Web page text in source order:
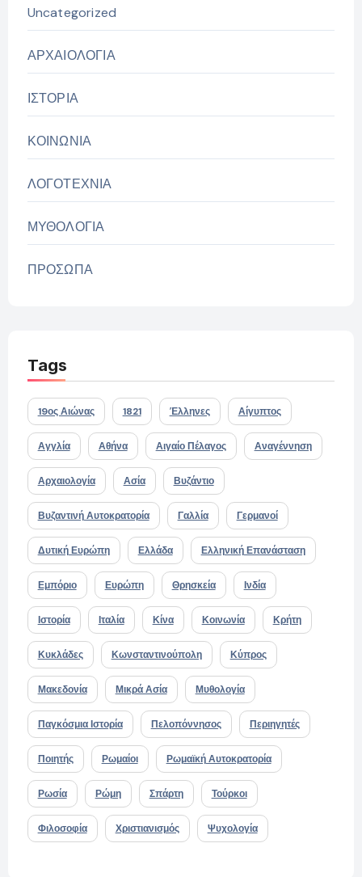
Uncategorized
ΑΡΧΑΙΟΛΟΓΙΑ
ΙΣΤΟΡΙΑ
ΚΟΙΝΩΝΙΑ
ΛΟΓΟΤΕΧΝΙΑ
ΜΥΘΟΛΟΓΙΑ
ΠΡΟΣΩΠΑ
Tags
19ος Αιώνας 1821 Έλληνες Αίγυπτος
Αγγλία Αθήνα Αιγαίο Πέλαγος Αναγέννηση
Αρχαιολογία Ασία Βυζάντιο
Βυζαντινή Αυτοκρατορία Γαλλία Γερμανοί
Δυτική Ευρώπη Ελλάδα Ελληνική Επανάσταση
Εμπόριο Ευρώπη Θρησκεία Ινδία
Ιστορία Ιταλία Κίνα Κοινωνία Κρήτη
Κυκλάδες Κωνσταντινούπολη Κύπρος
Μακεδονία Μικρά Ασία Μυθολογία
Παγκόσμια Ιστορία Πελοπόννησος Περιηγητές
Ποιητής Ρωμαίοι Ρωμαϊκή Αυτοκρατορία
Ρωσία Ρώμη Σπάρτη Τούρκοι
Φιλοσοφία Χριστιανισμός Ψυχολογία